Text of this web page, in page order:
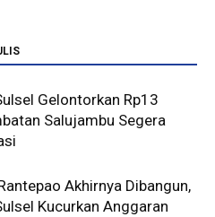
Gelontorkan Rp13
Salujambu Segera
Akhirnya Dibangun,
Kucurkan Anggaran